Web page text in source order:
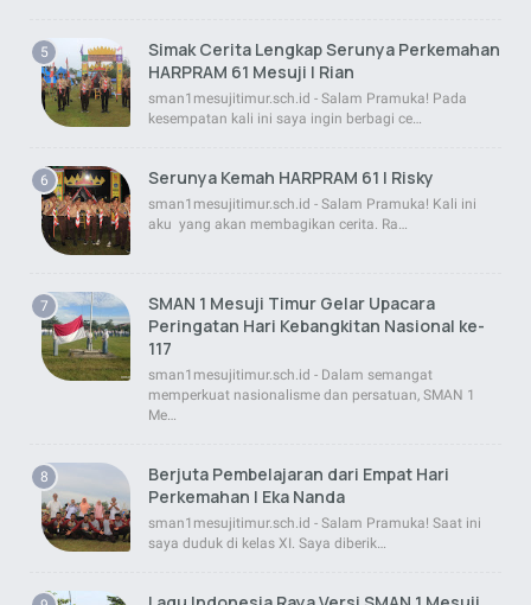
Simak Cerita Lengkap Serunya Perkemahan
HARPRAM 61 Mesuji | Rian
sman1mesujitimur.sch.id - Salam Pramuka! Pada
kesempatan kali ini saya ingin berbagi ce…
Serunya Kemah HARPRAM 61 | Risky
sman1mesujitimur.sch.id - Salam Pramuka! Kali ini
aku yang akan membagikan cerita. Ra…
SMAN 1 Mesuji Timur Gelar Upacara
Peringatan Hari Kebangkitan Nasional ke-
117
sman1mesujitimur.sch.id - Dalam semangat
memperkuat nasionalisme dan persatuan, SMAN 1
Me…
Berjuta Pembelajaran dari Empat Hari
Perkemahan | Eka Nanda
sman1mesujitimur.sch.id - Salam Pramuka! Saat ini
saya duduk di kelas XI. Saya diberik…